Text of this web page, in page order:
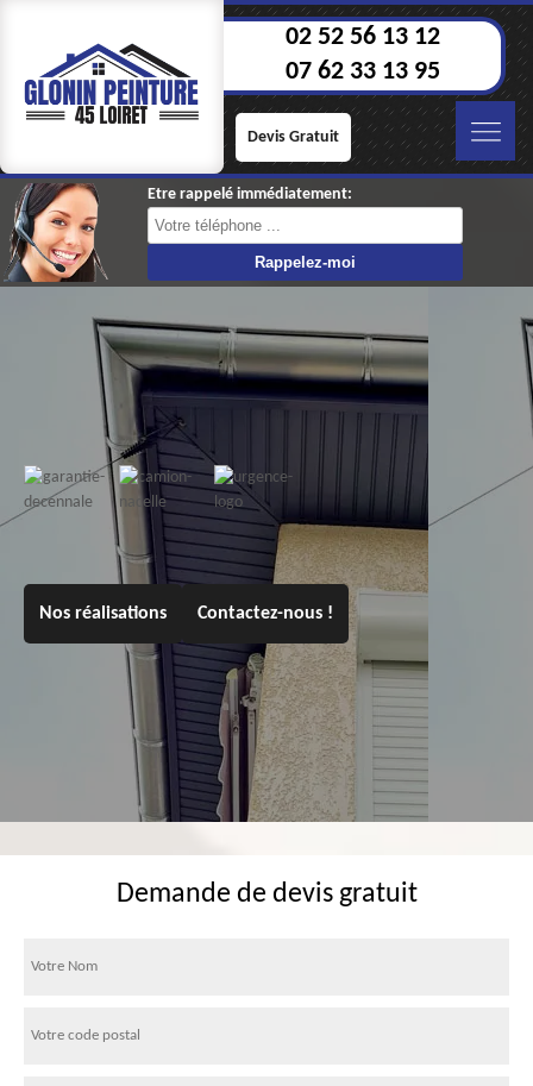
02 52 56 13 12
07 62 33 13 95
Devis Gratuit
Etre rappelé immédiatement:
Nos réalisations Contactez-nous !
Demande de devis gratuit